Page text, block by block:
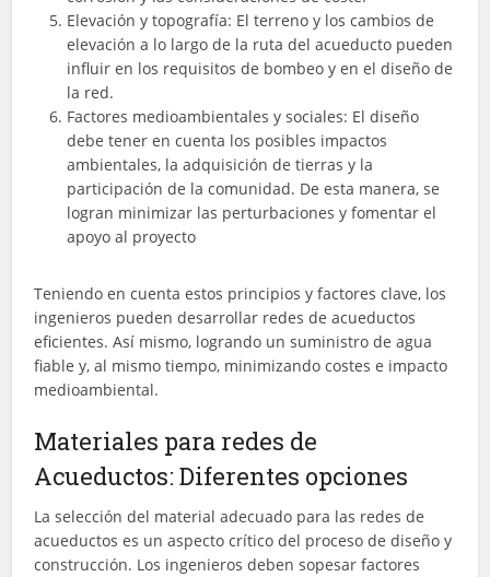
Elevación y topografía: El terreno y los cambios de
elevación a lo largo de la ruta del acueducto pueden
influir en los requisitos de bombeo y en el diseño de
la red.
Factores medioambientales y sociales: El diseño
debe tener en cuenta los posibles impactos
ambientales, la adquisición de tierras y la
participación de la comunidad. De esta manera, se
logran minimizar las perturbaciones y fomentar el
apoyo al proyecto
Teniendo en cuenta estos principios y factores clave, los
ingenieros pueden desarrollar redes de acueductos
eficientes. Así mismo, logrando un suministro de agua
fiable y, al mismo tiempo, minimizando costes e impacto
medioambiental.
Materiales para redes de
Acueductos: Diferentes opciones
La selección del material adecuado para las redes de
acueductos es un aspecto crítico del proceso de diseño y
construcción. Los ingenieros deben sopesar factores